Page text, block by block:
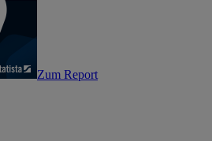
Zum Report